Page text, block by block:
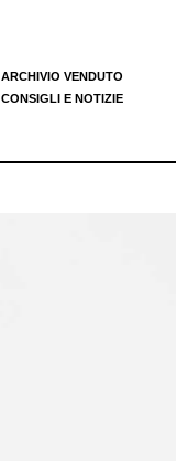
ARCHIVIO VENDUTO
CONSIGLI E NOTIZIE